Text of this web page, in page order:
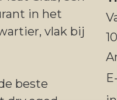
in het
vlak bij
beste